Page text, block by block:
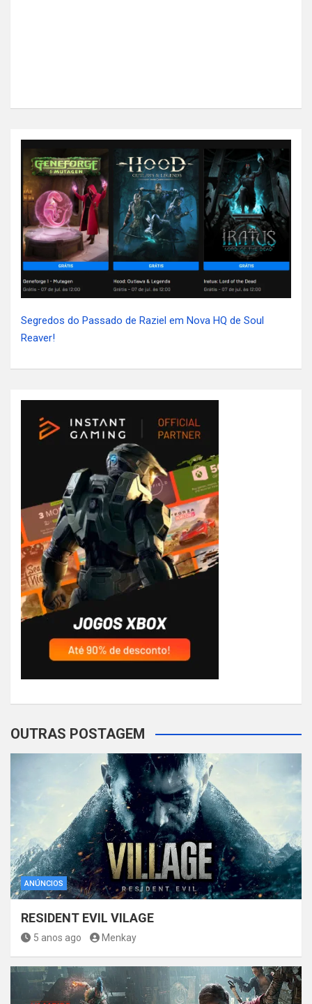
Segredos do Passado de Raziel em Nova HQ de Soul
Reaver!
OUTRAS POSTAGEM
ANÚNCIOS
RESIDENT EVIL VILAGE
5 anos ago Menkay